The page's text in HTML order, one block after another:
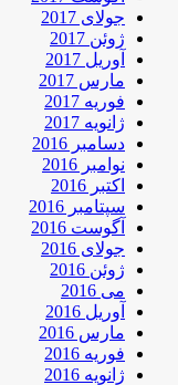
جولای 2017
ژوئن 2017
آوریل 2017
مارس 2017
فوریه 2017
ژانویه 2017
دسامبر 2016
نوامبر 2016
اکتبر 2016
سپتامبر 2016
آگوست 2016
جولای 2016
ژوئن 2016
می 2016
آوریل 2016
مارس 2016
فوریه 2016
ژانویه 2016